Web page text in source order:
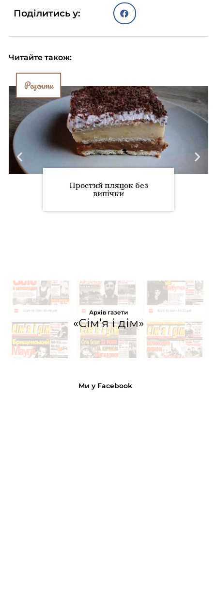
Поділитись у:
Читайте також:
Рецепти
Простий пляцок без
випічки
Архів газети
«Сім’я і дім»
Ми у Facebook